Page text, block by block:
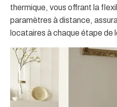
thermique, vous offrant la
paramètres à distance,
locataires à chaque étape de